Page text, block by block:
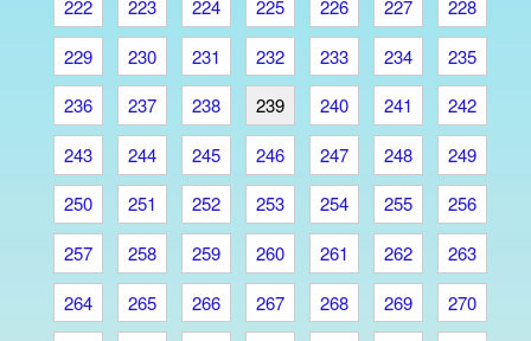
222
223 224 225 226 227
228
229
230 231 232 233 234
235
236
237 238 239 240 241
242
243
244 245 246 247 248
249
250
251 252 253 254 255
256
257
258 259 260 261 262
263
264
265 266 267 268 269
270